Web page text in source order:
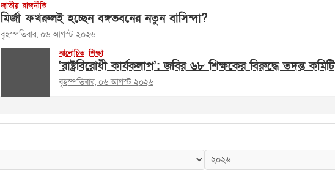
জাতীয় রাজনীতি
মির্জা ফখরুলই হচ্ছেন বঙ্গভবনের নতুন বাসিন্দা?
বৃহস্পতিবার, ০৬ আগস্ট ২০২৬
আলোচিত শিক্ষা
‘রাষ্ট্রবিরোধী কার্যকলাপ’: জবির ৬৮ শিক্ষকের বিরুদ্ধে তদন্ত কমিটি
বৃহস্পতিবার, ০৬ আগস্ট ২০২৬